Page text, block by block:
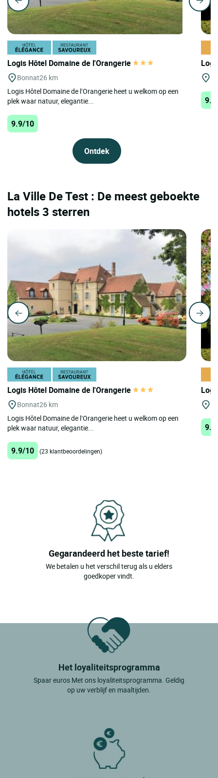
Logis Hôtel Domaine de l'Orangerie
Bonnat26 km
Logis Hôtel Domaine de l’Orangerie heet u welkom op een
plek waar natuur, elegantie...
9.9/10
Ontdek
La Ville De Test : De meest geboekte
hotels 3 sterren
Logis Hôtel Domaine de l'Orangerie
Bonnat26 km
Logis Hôtel Domaine de l’Orangerie heet u welkom op een
plek waar natuur, elegantie...
9.9/10 (23 klantbeoordelingen)
Gegarandeerd het beste tarief!
We betalen u het verschil terug als u elders
goedkoper vindt.
Het loyaliteitsprogramma
Spaar euros Met ons loyaliteitsprogramma. Geldig
op uw verblijf en maaltijden.